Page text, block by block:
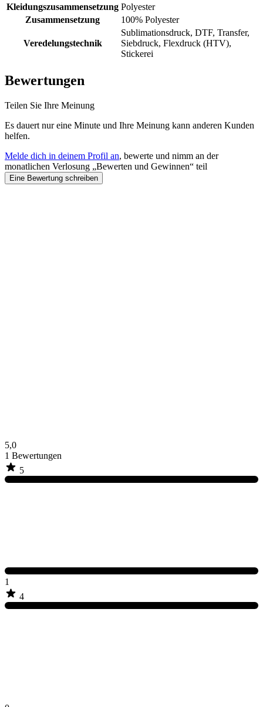
Kleidungszusammensetzung Polyester
Zusammensetzung
100% Polyester
Veredelungstechnik
Sublimationsdruck, DTF, Transfer,
Siebdruck, Flexdruck (HTV),
Stickerei
Bewertungen
Teilen Sie Ihre Meinung
Es dauert nur eine Minute und Ihre Meinung kann anderen Kunden
helfen.
Melde dich in deinem Profil an, bewerte und nimm an der
monatlichen Verlosung „Bewerten und Gewinnen“ teil
Eine Bewertung schreiben
5,0
1 Bewertungen
5
1
4